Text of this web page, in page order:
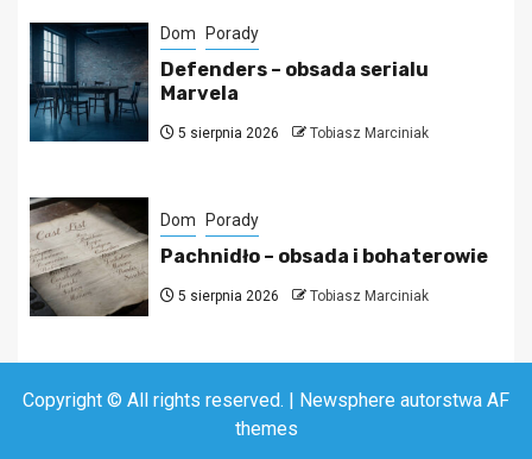
Dom Porady
Defenders – obsada serialu
Marvela
5 sierpnia 2026 Tobiasz Marciniak
Dom Porady
Pachnidło – obsada i bohaterowie
5 sierpnia 2026 Tobiasz Marciniak
Copyright © All rights reserved. | Newsphere autorstwa AF
themes